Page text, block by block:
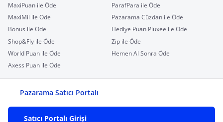
MaxiPuan ile Öde
ParafPara ile Öde
MaxiMil ile Öde
Pazarama Cüzdan ile Öde
Bonus ile Öde
Hediye Puan Pluxee ile Öde
Shop&Fly ile Öde
Zip ile Öde
World Puan ile Öde
Hemen Al Sonra Öde
Axess Puan ile Öde
Pazarama Satıcı Portalı
Satıcı Portalı Girişi